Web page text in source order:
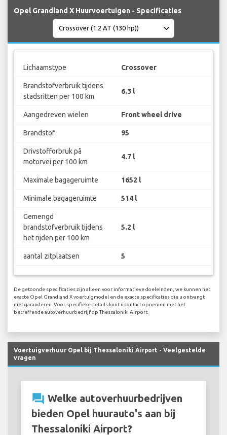
Opel Grandland X Huurvoertuigen - Specificaties
Lichaamstype Crossover
Brandstofverbruik tijdens
stadsritten per 100 km
6.3 l
Aangedreven wielen Front wheel drive
Brandstof 95
Drivstofforbruk på
motorvei per 100 km
4.7 l
Maximale bagageruimte 1652 l
Minimale bagageruimte 514 l
Gemengd
brandstofverbruik tijdens
het rijden per 100 km
5.2 l
aantal zitplaatsen 5
De getoonde specificaties zijn alleen voor informatieve doeleinden, we kunnen het
exacte Opel Grandland X voertuigmodel en de exacte specificaties die u ontvangt
niet garanderen. Voor specifieke details kunt u contact opnemen met het
betreffende autoverhuurbedrijf op Thessaloniki Airport.
Voertuigverhuur Opel bij Thessaloniki Airport - Veelgestelde
vragen
question_answer Welke autoverhuurbedrijven
bieden Opel huurauto's aan bij
Thessaloniki Airport?